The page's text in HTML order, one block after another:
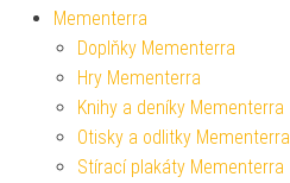
Mementerra
Doplňky Mementerra
Hry Mementerra
Knihy a deníky Mementerra
Otisky a odlitky Mementerra
Stírací plakáty Mementerra